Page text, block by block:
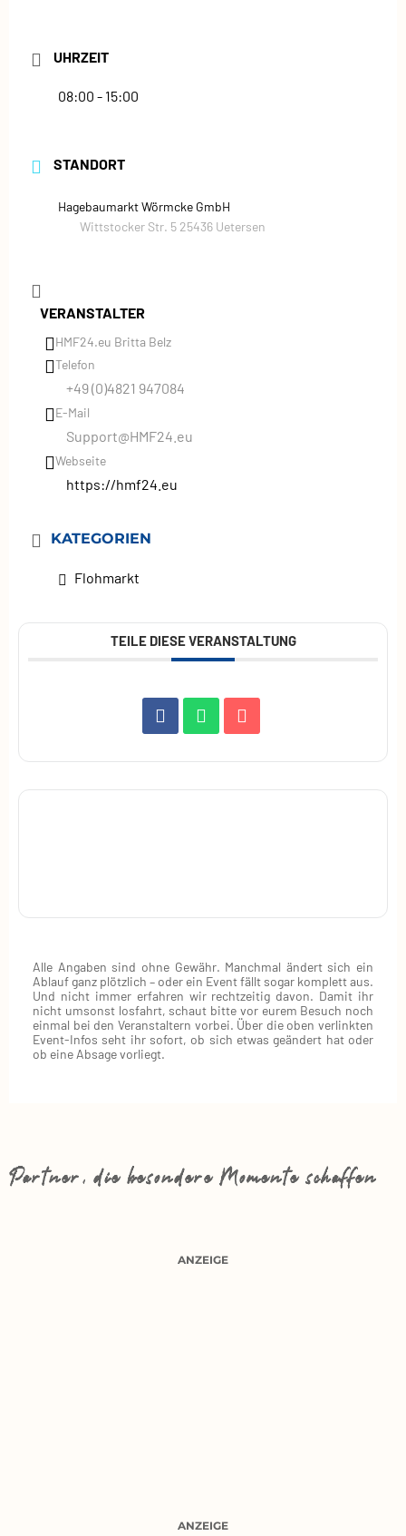
UHRZEIT
08:00 - 15:00
STANDORT
Hagebaumarkt Wörmcke GmbH
Wittstocker Str. 5 25436 Uetersen
VERANSTALTER
HMF24.eu Britta Belz
Telefon
+49 (0)4821 947084
E-Mail
Support@HMF24.eu
Webseite
https://hmf24.eu
KATEGORIEN
Flohmarkt
TEILE DIESE VERANSTALTUNG
Alle Angaben sind ohne Gewähr. Manchmal ändert sich ein
Ablauf ganz plötzlich – oder ein Event fällt sogar komplett aus.
Und nicht immer erfahren wir rechtzeitig davon. Damit ihr
nicht umsonst losfahrt, schaut bitte vor eurem Besuch noch
einmal bei den Veranstaltern vorbei. Über die oben verlinkten
Event‑Infos seht ihr sofort, ob sich etwas geändert hat oder
ob eine Absage vorliegt.
Partner, die besondere Momente schaffen
ANZEIGE
ANZEIGE